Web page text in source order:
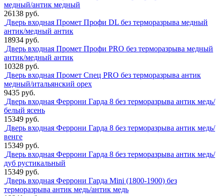
медный/антик медный
26138 руб.
Дверь входная Промет Профи DL без терморазрыва медный
антик/медный антик
18934 руб.
Дверь входная Промет Профи PRO без терморазрыва медный
антик/медный антик
10328 руб.
Дверь входная Промет Спец PRO без терморазрыва антик
медный/итальянский орех
9435 руб.
Дверь входная Феррони Гарда 8 без терморазрыва антик медь/
белый ясень
15349 руб.
Дверь входная Феррони Гарда 8 без терморазрыва антик медь/
венге
15349 руб.
Дверь входная Феррони Гарда 8 без терморазрыва антик медь/
дуб рустикальный
15349 руб.
Дверь входная Феррони Гарда Mini (1800-1900) без
терморазрыва антик медь/антик медь